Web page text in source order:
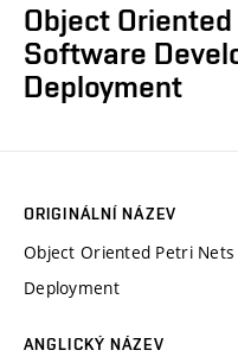
Object
Software
Deployment
ORIGINÁLNÍ NÁZEV
Object Oriented Petri
Deployment
ANGLICKÝ NÁZEV